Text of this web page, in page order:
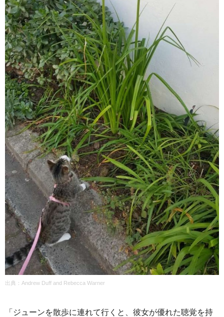
出典：Andrew Duff and Rebecca Warner
「ジューンを散歩に連れて行くと、彼女が優れた聴覚を持